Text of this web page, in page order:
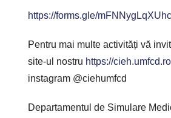
https://forms.gle/
Pentru mai multe activități vă
site-ul nostru https://
instagram @ciehumfcd
Departamentul de Simulare